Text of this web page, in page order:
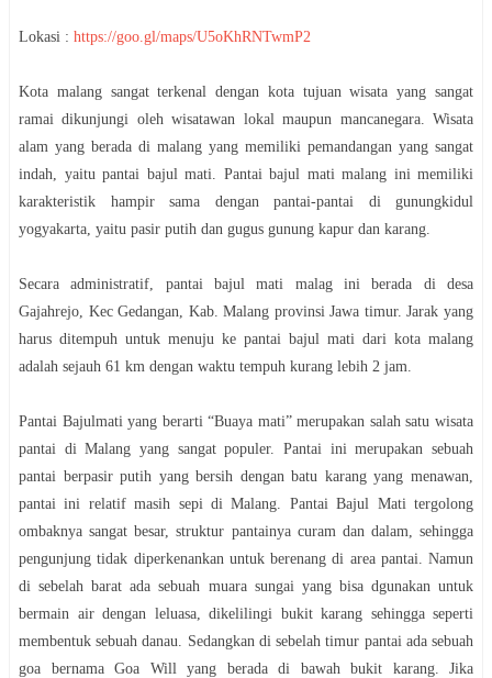
Lokasi : https://goo.gl/maps/U5oKhRNTwmP2
Kota malang sangat terkenal dengan kota tujuan wisata yang sangat
ramai dikunjungi oleh wisatawan lokal maupun mancanegara. Wisata
alam yang berada di malang yang memiliki pemandangan yang sangat
indah, yaitu pantai bajul mati. Pantai bajul mati malang ini memiliki
karakteristik hampir sama dengan pantai-pantai di gunungkidul
yogyakarta, yaitu pasir putih dan gugus gunung kapur dan karang.
Secara administratif, pantai bajul mati malag ini berada di desa
Gajahrejo, Kec Gedangan, Kab. Malang provinsi Jawa timur. Jarak yang
harus ditempuh untuk menuju ke pantai bajul mati dari kota malang
adalah sejauh 61 km dengan waktu tempuh kurang lebih 2 jam.
Pantai Bajulmati yang berarti “Buaya mati” merupakan salah satu wisata
pantai di Malang yang sangat populer. Pantai ini merupakan sebuah
pantai berpasir putih yang bersih dengan batu karang yang menawan,
pantai ini relatif masih sepi di Malang. Pantai Bajul Mati tergolong
ombaknya sangat besar, struktur pantainya curam dan dalam, sehingga
pengunjung tidak diperkenankan untuk berenang di area pantai. Namun
di sebelah barat ada sebuah muara sungai yang bisa dgunakan untuk
bermain air dengan leluasa, dikelilingi bukit karang sehingga seperti
membentuk sebuah danau. Sedangkan di sebelah timur pantai ada sebuah
goa bernama Goa Will yang berada di bawah bukit karang. Jika